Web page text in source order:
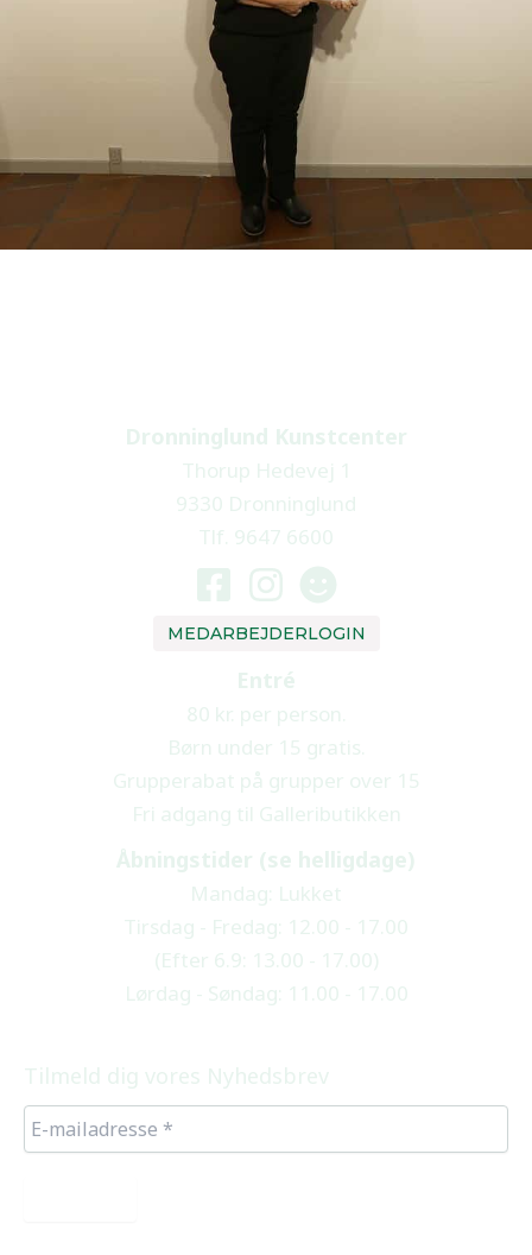
Dronninglund Kunstcenter
Thorup Hedevej 1
9330 Dronninglund
Tlf. 9647 6600
MEDARBEJDERLOGIN
Entré
80 kr. per person.
Børn under 15 gratis.
Grupperabat på grupper over 15
Fri adgang til Galleributikken
Åbningstider (se helligdage)
Mandag: Lukket
Tirsdag - Fredag: 12.00 - 17.00
(Efter 6.9: 13.00 - 17.00)
Lørdag - Søndag: 11.00 - 17.00
Tilmeld dig vores Nyhedsbrev